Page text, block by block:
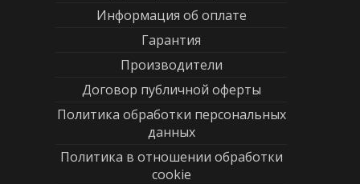
Информация об оплате
Гарантия
Производители
Договор публичной оферты
Политика обработки персональных
данных
Политика в отношении обработки
cookie